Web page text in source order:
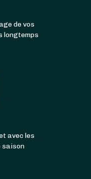
de vos
longtemps
avec les
saison